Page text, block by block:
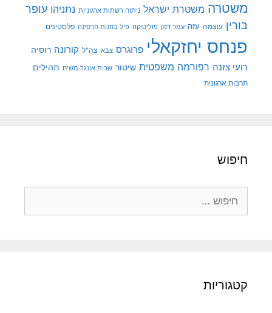
משטרה משטרת ישראל ניתוח רשתות ארגוניות נתניהו עופר
בורין עוצמה עזה עמר דנק פוליטיקה פיל בחנות חרסינה פלסטינים
פנחס יחזקאלי פרוגרס צבא צה"ל קורונה רוסיה
רועי צזנה רפורמה משפטית שיטור שרית אונגר משיח תהילים
תרבות ארגונית
חיפוש
קטגוריות